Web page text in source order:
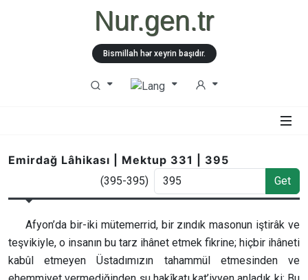
Nur.gen.tr
Bismillah hər xeyrin başıdır.
Emirdağ Lâhikası | Mektup 331 | 395
(395-395) Get
Afyon’da bir-iki mütemerrid, bir zındık masonun iştirâk ve
teşvikiyle, o insanın bu tarz ihânet etmek fikrine; hiçbir ihâneti
kabûl etmeyen Üstadımızın tahammül etmesinden ve